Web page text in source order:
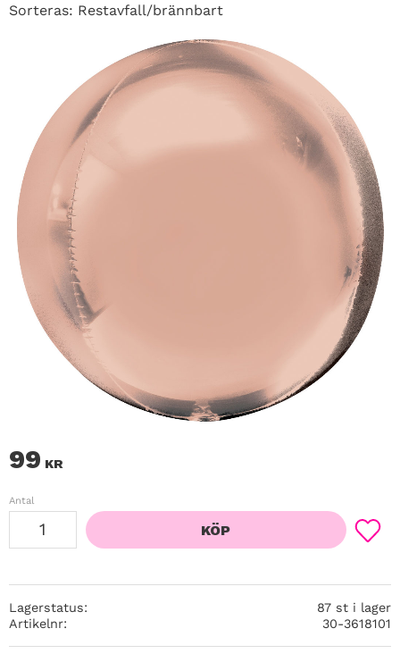
Sorteras: Restavfall/brännbart
99 KR
Antal
KÖP
Lägg
Lagerstatus
87 st i lager
Artikelnr
30-3618101